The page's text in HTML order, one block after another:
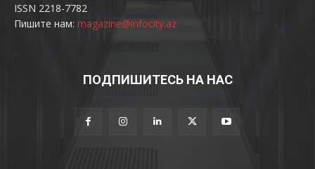
ISSN 2218-7782
Пишите нам: magazine@infocity.az
ПОДПИШИТЕСЬ НА НАС